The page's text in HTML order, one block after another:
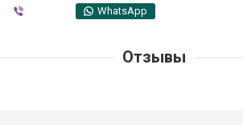
WhatsApp
Отзывы